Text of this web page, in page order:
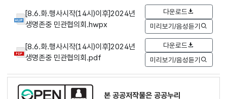
[8.6.화.행사시작(14시)이후]2024년
생명존중 민관협의회.hwpx
다운로드
미리보기/음성듣기
[8.6.화.행사시작(14시)이후]2024년
생명존중 민관협의회.pdf
다운로드
미리보기/음성듣기
본 공공저작물은 공공누리